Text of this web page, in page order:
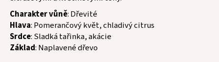
Charakter vůně: Dřevité
Hlava: Pomerančový květ, chladivý citrus
Srdce: Sladká tařinka, akácie
Základ: Naplavené dřevo
D
o
p